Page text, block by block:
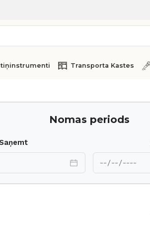
Transporta Kastes
Nomas periods